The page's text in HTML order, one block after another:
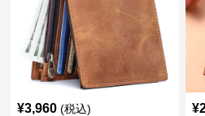
¥3,960 (税込) ¥